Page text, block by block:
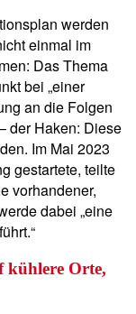
werden
einmal im
Das Thema
bei „einer
an die Folgen
der Haken: Diese
Im Mai 2023
gestartete, teilte
vorhandener,
dabei „eine
kühlere Orte,